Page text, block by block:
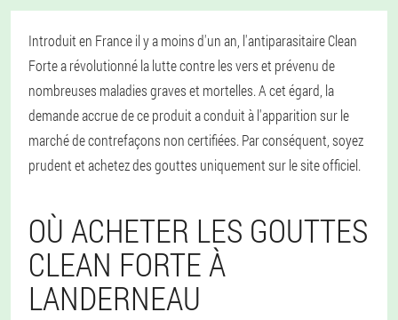
Introduit en France il y a moins d'un an, l'antiparasitaire Clean
Forte a révolutionné la lutte contre les vers et prévenu de
nombreuses maladies graves et mortelles. A cet égard, la
demande accrue de ce produit a conduit à l'apparition sur le
marché de contrefaçons non certifiées. Par conséquent, soyez
prudent et achetez des gouttes uniquement sur le site officiel.
OÙ ACHETER LES GOUTTES
CLEAN FORTE À
LANDERNEAU